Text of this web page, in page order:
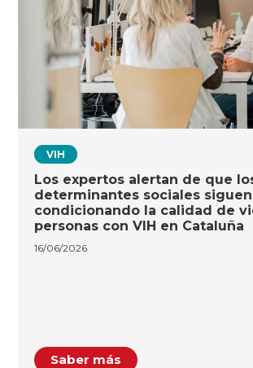
VIH
Los expertos alertan de que
determinantes sociales siguen
condicionando la calidad de
personas con VIH en Cataluña
16/06/2026
Saber más